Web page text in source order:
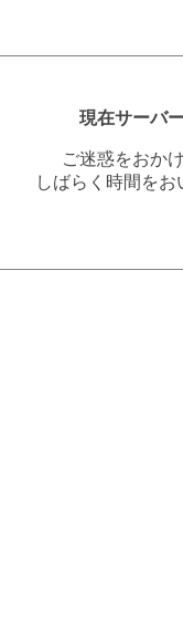
現在サーバ
ご迷惑をおか
しばらく時間を